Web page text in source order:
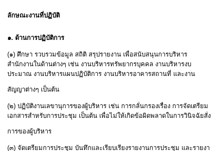
ลักษณะงานที่ปฏิบัติ
๑. ด้านการปฏิบัติการ
(๑) ศึกษา รวบรวมข้อมูล สถิติ สรุปรายงาน เพื่อสนับสนุนการบริหาร
สำนักงานในด้านต่างๆ เช่น งานบริหารทรัพยากรบุคคล งานบริหารงบ
ประมาณ งานบริหารแผนปฏิบัติการ งานบริหารอาคารสถานที่ และงาน
สัญญาต่างๆ เป็นต้น
(๒) ปฏิบัติงานเลขานุการของผู้บริหาร เช่น การกลั่นกรองเรื่อง การจัดเตรียม
เอกสารสำหรับการประชุม เป็นต้น เพื่อไม่ให้เกิดข้อผิดพลาดในการวินิจฉัยสั่ง
การของผู้บริหาร
(๓) จัดเตรียมการประชุม บันทึกและเรียบเรียงรายงานการประชุม และรายงา